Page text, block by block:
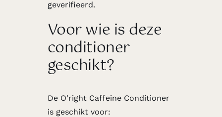
geverifieerd.
Voor wie is deze
conditioner
geschikt?
De O’right Caffeine Conditioner
is geschikt voor: